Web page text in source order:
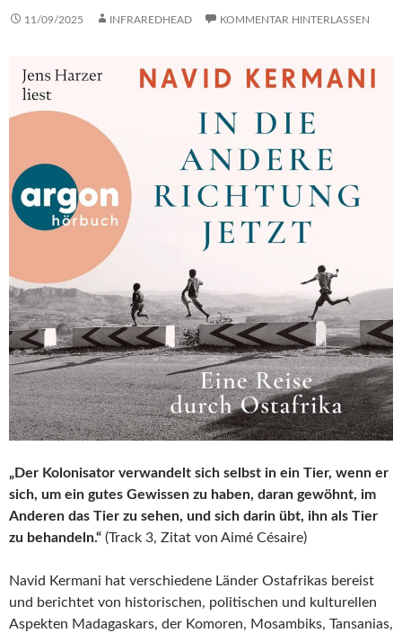
11/09/2025 INFRAREDHEAD KOMMENTAR HINTERLASSEN
„Der Kolonisator verwandelt sich selbst in ein Tier, wenn er
sich, um ein gutes Gewissen zu haben, daran gewöhnt, im
Anderen das Tier zu sehen, und sich darin übt, ihn als Tier
zu behandeln.“ (Track 3, Zitat von Aimé Césaire)
Navid Kermani hat verschiedene Länder Ostafrikas bereist
und berichtet von historischen, politischen und kulturellen
Aspekten Madagaskars, der Komoren, Mosambiks, Tansanias,